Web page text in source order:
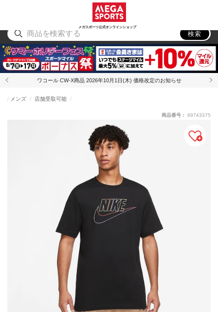
メガスポーツ公式オンラインショップ
アウトドア
検索
ワコール CW-X商品 2026年10月1日(木) 価格改定のお知らせ
メンズ 店舗受取可能
商品番号： 69743375